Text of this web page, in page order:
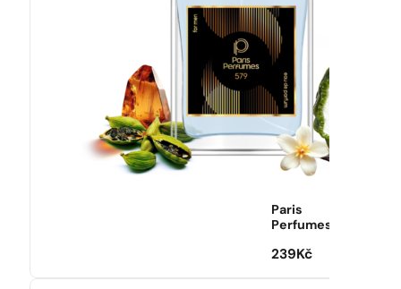
Paris
Perfumes
239 Kč